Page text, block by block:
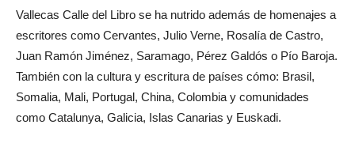
Vallecas Calle del Libro se ha nutrido además de homenajes a
escritores como Cervantes, Julio Verne, Rosalía de Castro,
Juan Ramón Jiménez, Saramago, Pérez Galdós o Pío Baroja.
También con la cultura y escritura de países cómo: Brasil,
Somalia, Mali, Portugal, China, Colombia y comunidades
como Catalunya, Galicia, Islas Canarias y Euskadi.